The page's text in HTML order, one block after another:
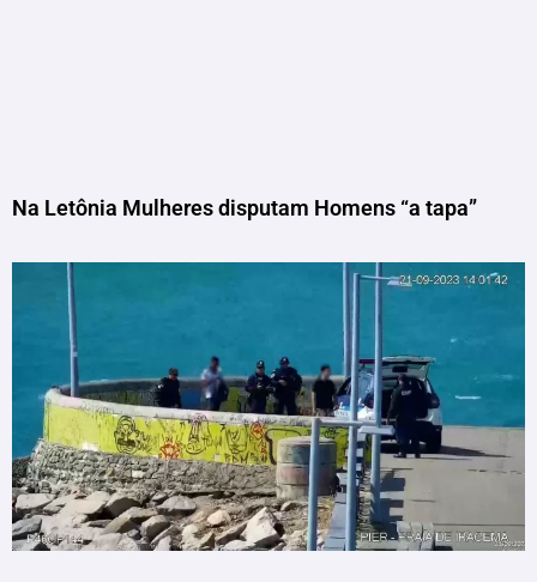
Na Letônia Mulheres disputam Homens “a tapa”